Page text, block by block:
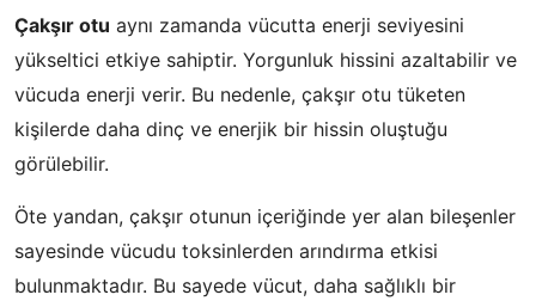
Çakşır otu aynı zamanda vücutta enerji seviyesini
yükseltici etkiye sahiptir. Yorgunluk hissini azaltabilir ve
vücuda enerji verir. Bu nedenle, çakşır otu tüketen
kişilerde daha dinç ve enerjik bir hissin oluştuğu
görülebilir.
Öte yandan, çakşır otunun içeriğinde yer alan bileşenler
sayesinde vücudu toksinlerden arındırma etkisi
bulunmaktadır. Bu sayede vücut, daha sağlıklı bir